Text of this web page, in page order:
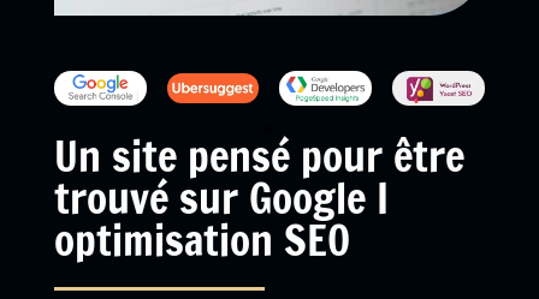
Un site pensé pour être
trouvé sur Google I
optimisation SEO